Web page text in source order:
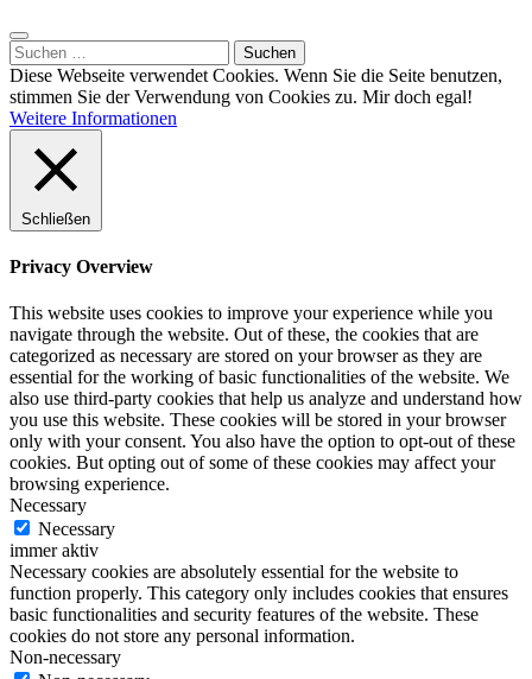
Suchen
nach:
Diese Webseite verwendet Cookies. Wenn Sie die Seite benutzen,
stimmen Sie der Verwendung von Cookies zu. Mir doch egal!
Weitere Informationen
Schließen
Privacy Overview
This website uses cookies to improve your experience while you
navigate through the website. Out of these, the cookies that are
categorized as necessary are stored on your browser as they are
essential for the working of basic functionalities of the website. We
also use third-party cookies that help us analyze and understand how
you use this website. These cookies will be stored in your browser
only with your consent. You also have the option to opt-out of these
cookies. But opting out of some of these cookies may affect your
browsing experience.
Necessary
Necessary
immer aktiv
Necessary cookies are absolutely essential for the website to
function properly. This category only includes cookies that ensures
basic functionalities and security features of the website. These
cookies do not store any personal information.
Non-necessary